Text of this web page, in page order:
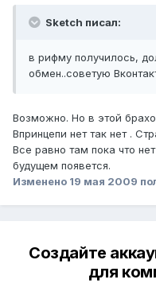
Sketch писал:
в рифму получилось,
обмен..советую
Возможно. Но в этой
Впринцепи нет так нет .
Все равно там пока что
будущем появется.
Изменено 19 мая 2009
Создайте
для